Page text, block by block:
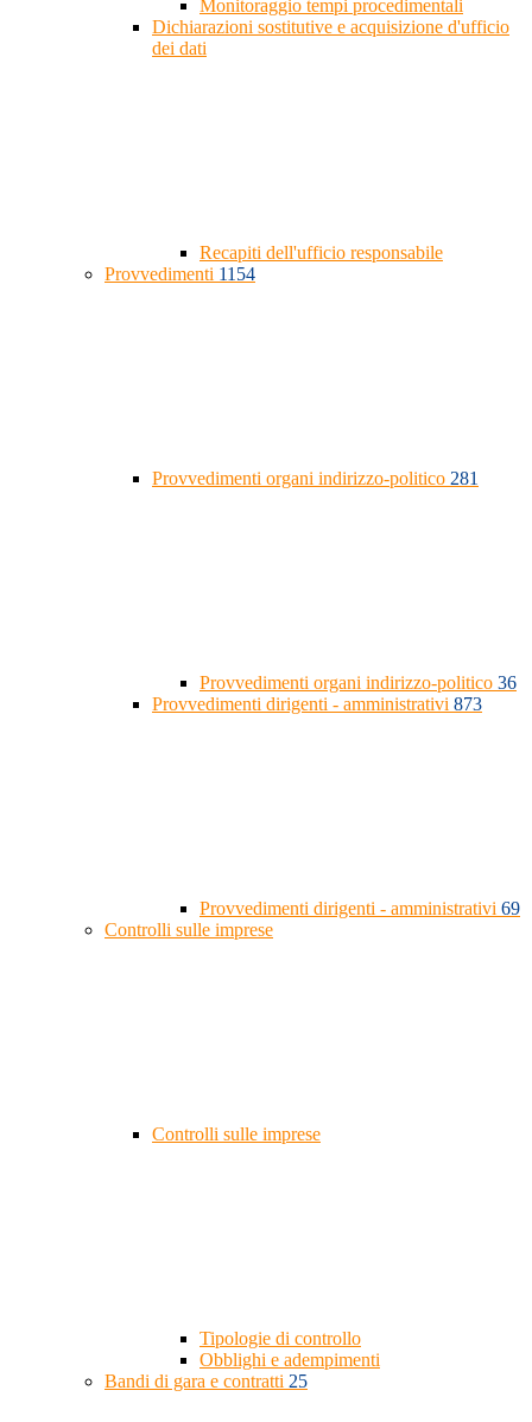
Monitoraggio tempi procedimentali
Dichiarazioni sostitutive e acquisizione d'ufficio
dei dati
Recapiti dell'ufficio responsabile
Provvedimenti 1154
Provvedimenti organi indirizzo-politico 281
Provvedimenti organi indirizzo-politico 36
Provvedimenti dirigenti - amministrativi 873
Provvedimenti dirigenti - amministrativi 69
Controlli sulle imprese
Controlli sulle imprese
Tipologie di controllo
Obblighi e adempimenti
Bandi di gara e contratti 25